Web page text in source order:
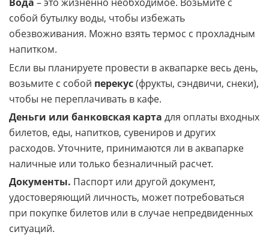
Вода– это жизненно необходимое. Возьмите с
собой бутылку воды, чтобы избежать
обезвоживания. Можно взять термос с прохладным
напитком.
Если вы планируете провести в аквапарке весь день,
возьмите с собойперекус(фрукты, сэндвичи, снеки),
чтобы не переплачивать в кафе.
Деньги или банковская картадля оплаты входных
билетов, еды, напитков, сувениров и других
расходов. Уточните, принимаются ли в аквапарке
наличные или только безналичный расчет.
Документы.Паспорт или другой документ,
удостоверяющий личность, может потребоваться
при покупке билетов или в случае непредвиденных